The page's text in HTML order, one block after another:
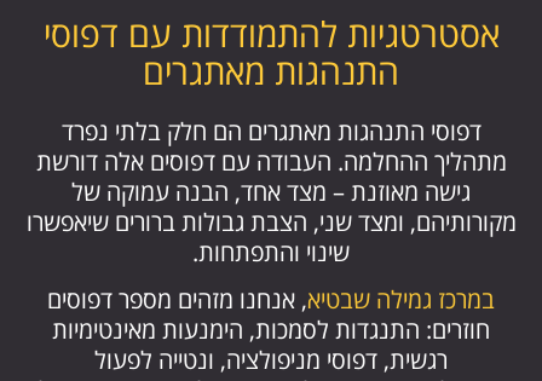
אסטרטגיות להתמודדות עם דפוסי
התנהגות מאתגרים
דפוסי התנהגות מאתגרים הם חלק בלתי נפרד
מתהליך ההחלמה. העבודה עם דפוסים אלה דורשת
גישה מאוזנת – מצד אחד, הבנה עמוקה של
מקורותיהם, ומצד שני, הצבת גבולות ברורים שיאפשרו
שינוי והתפתחות.
במרכז גמילה שבטיא, אנחנו מזהים מספר דפוסים
חוזרים: התנגדות לסמכות, הימנעות מאינטימיות
רגשית, דפוסי מניפולציה, ונטייה לפעול